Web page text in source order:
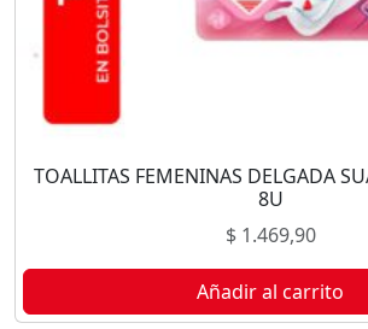
TOALLITAS FEMENINAS DELGADA
8U
$1.469,90
Añadir al carrito